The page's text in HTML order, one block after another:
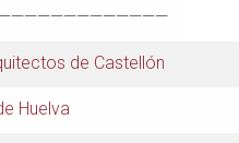
de Castellón
Huelva